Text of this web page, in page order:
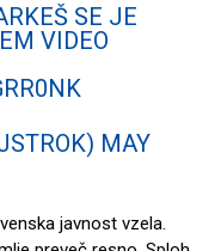
SE JE
VIDEO
MAY
javnost vzela.